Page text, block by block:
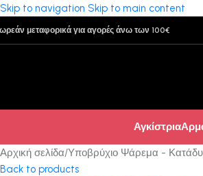
Skip to navigation Skip to main content
μεταφορικά για αγορές άνω των 100€
Αγκίστρια
Αρχική σελίδα/Υποβρύχιο Ψάρεμα -
Back to products